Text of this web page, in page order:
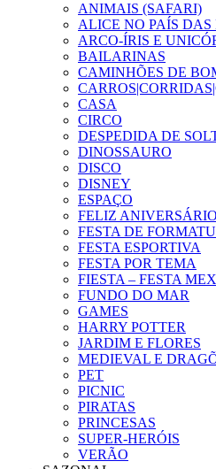
ANIMAIS (SAFARI)
ALICE NO PAÍS
ARCO-ÍRIS E
BAILARINAS
CAMINHÕES DE
CASA
CIRCO
DESPEDIDA DE
DINOSSAURO
DISCO
DISNEY
ESPAÇO
FELIZ ANIVERSÁRIO
FESTA DE
FESTA ESPORTIVA
FESTA POR TEMA
FIESTA – FESTA
FUNDO DO MAR
GAMES
HARRY POTTER
JARDIM E FLORES
MEDIEVAL E
PET
PICNIC
PIRATAS
PRINCESAS
SUPER-HERÓIS
VERÃO